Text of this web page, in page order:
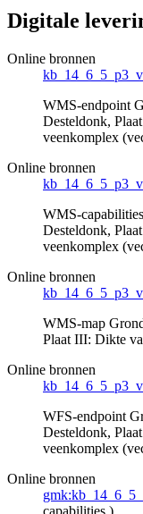
Digitale
Online bronnen
kb_14_6_5_p3_v
WMS-endpoint
Desteldonk,
veenkomplex
Online bronnen
kb_14_6_5_p3_v
WMS-
Desteldonk,
veenkomplex
Online bronnen
kb_14_6_5_p3_v
WMS-map
Plaat III: Dikte
Online bronnen
kb_14_6_5_p3_v
WFS-endpoint
Desteldonk,
veenkomplex
Online bronnen